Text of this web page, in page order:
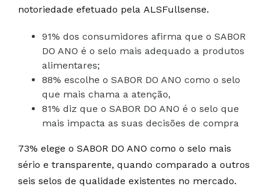
notoriedade efetuado pela ALSFullsense.
91% dos consumidores afirma que o SABOR
DO ANO é o selo mais adequado a produtos
alimentares;
88% escolhe o SABOR DO ANO como o selo
que mais chama a atenção,
81% diz que o SABOR DO ANO é o selo que
mais impacta as suas decisões de compra
73% elege o SABOR DO ANO como o selo mais
sério e transparente, quando comparado a outros
seis selos de qualidade existentes no mercado.